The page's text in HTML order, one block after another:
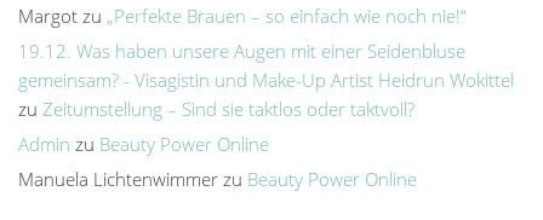
Margot zu „Perfekte Brauen – so einfach wie noch nie!“
19.12. Was haben unsere Augen mit einer Seidenbluse
gemeinsam? - Visagistin und Make-Up Artist Heidrun Wokittel
zu Zeitumstellung – Sind sie taktlos oder taktvoll?
Admin zu Beauty Power Online
Manuela Lichtenwimmer zu Beauty Power Online